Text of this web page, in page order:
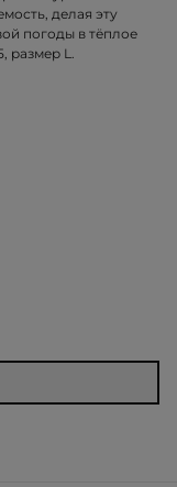
делая эту
погоды в тёплое
размер L.